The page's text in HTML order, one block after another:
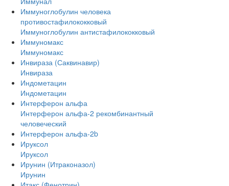
Иммуноглобулин человека
противостафилококковый
Иммуноглобулин антистафилококковый
Иммуномакс
Иммуномакс
Инвираза (Саквинавир)
Инвираза
Индометацин
Индометацин
Интерферон альфа
Интерферон альфа-2 рекомбинантный
человеческий
Интерферон альфа-2b
Ируксол
Ируксол
Ирунин (Итраконазол)
Ирунин